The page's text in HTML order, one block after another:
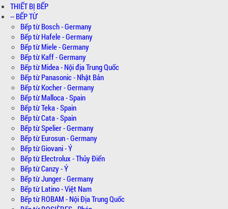
THIẾT BỊ BẾP
-- BẾP TỪ
Bếp từ Bosch - Germany
Bếp từ Hafele - Germany
Bếp từ Miele - Germany
Bếp từ Kaff - Germany
Bếp từ Midea - Nội địa Trung Quốc
Bếp từ Panasonic - Nhật Bản
Bếp từ Kocher - Germany
Bếp từ Malloca - Spain
Bếp từ Teka - Spain
Bếp từ Cata - Spain
Bếp từ Spelier - Germany
Bếp từ Eurosun - Germany
Bếp từ Giovani - Ý
Bếp từ Electrolux - Thủy Điển
Bếp từ Canzy - Ý
Bếp từ Junger - Germany
Bếp từ Latino - Việt Nam
Bếp từ ROBAM - Nội Địa Trung Quốc